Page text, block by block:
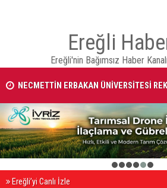
Ereğli
Ereğli'nin Bağımsız Haber
NECMETTİN ERBAKAN ÜNİVERSİTESİ
KAYMAKAMI FATİH GENEL'E HAYIRLI
2 3 4 5 6
Ereğli’yi Canlı İzle